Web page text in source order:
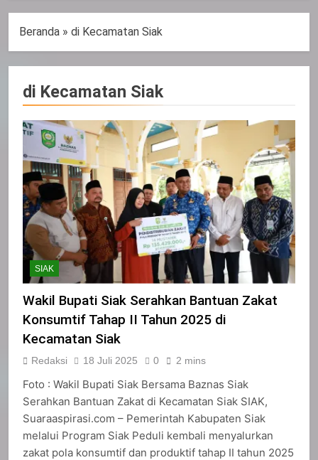
Beranda » di Kecamatan Siak
di Kecamatan Siak
SIAK
Wakil Bupati Siak Serahkan Bantuan Zakat
Konsumtif Tahap II Tahun 2025 di
Kecamatan Siak
Redaksi 18 Juli 2025 0 2 mins
Foto : Wakil Bupati Siak Bersama Baznas Siak
Serahkan Bantuan Zakat di Kecamatan Siak SIAK,
Suaraaspirasi.com – Pemerintah Kabupaten Siak
melalui Program Siak Peduli kembali menyalurkan
zakat pola konsumtif dan produktif tahap II tahun 2025